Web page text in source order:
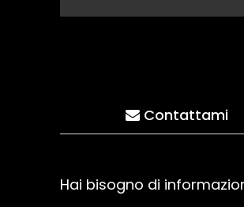
Contattami
Hai bisogno di